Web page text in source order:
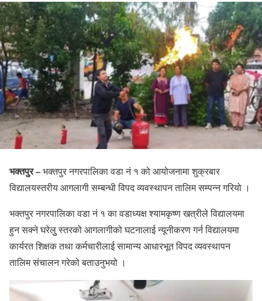
भक्तपुर –भक्तपुर नगरपालिका वडा नं १ को आयोजनामा शुक्रबार
विद्यालयस्तरीय आगलागी सम्बन्धी विपद व्यवस्थापन तालिम सम्पन्न गरियो ।
भक्तपुर नगरपालिका वडा नं १ का वडाध्यक्ष श्यामकृष्ण खत्रीले विद्यालयमा
हुन सक्ने घरेलुु स्तरको आगलागीको घटनालाई न्यूनीकरण गर्न विद्यालयमा
कार्यरत शिक्षक तथा कर्मचारीलाई सामान्य आधारभूत विपद व्यवस्थापन
तालिम संचालन गरेको बताउनुभयो ।